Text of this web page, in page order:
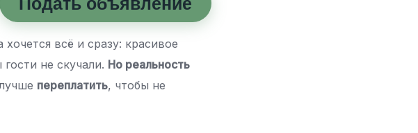
всё и сразу: красивое
не скучали. Но реальность
переплатить, чтобы не